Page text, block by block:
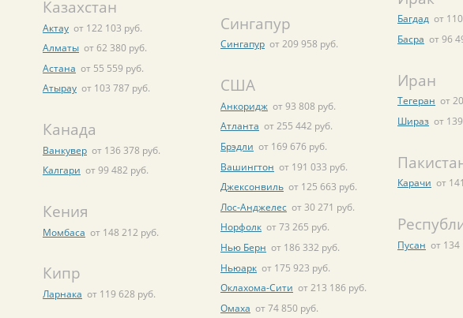
Казахстан
Актау от 122 103 руб.
Алматы от 62 380 руб.
Астана от 55 559 руб.
Атырау от 103 787 руб.
Канада
Ванкувер от 136 378 руб.
Калгари от 99 482 руб.
Кения
Момбаса от 148 212 руб.
Кипр
Ларнака от 119 628 руб.
Сингапур
Сингапур от 209 958 руб.
США
Анкоридж от 93 808 руб.
Атланта от 255 442 руб.
Брэдли от 169 676 руб.
Вашингтон от 191 033 руб.
Джексонвиль от 125 663 руб.
Лос-Анджелес от 30 271 руб.
Норфолк от 73 265 руб.
Нью Берн от 186 332 руб.
Ньюарк от 175 923 руб.
Оклахома-Сити от 213 186 руб.
Омаха от 74 850 руб.
Багдад от
Басра от 96
Иран
Тегеран от
Шираз от
Карачи от
Пусан от 134